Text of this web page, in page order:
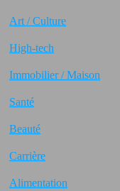
Art / Culture
High-tech
Immobilier / Maison
Santé
Beauté
Carrière
Alimentation